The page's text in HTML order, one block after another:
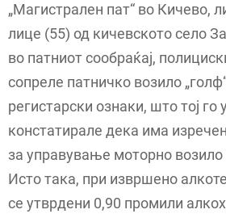
„Магистрален пат“ во Кичево,
лице (55) од кичевското село
во патниот сообраќај,
сопреле патничко возило
регистарски ознаки, што тој го
констатирале дека има
за управување моторно возило
Исто така, при извршено
се утврдени 0,90 промили